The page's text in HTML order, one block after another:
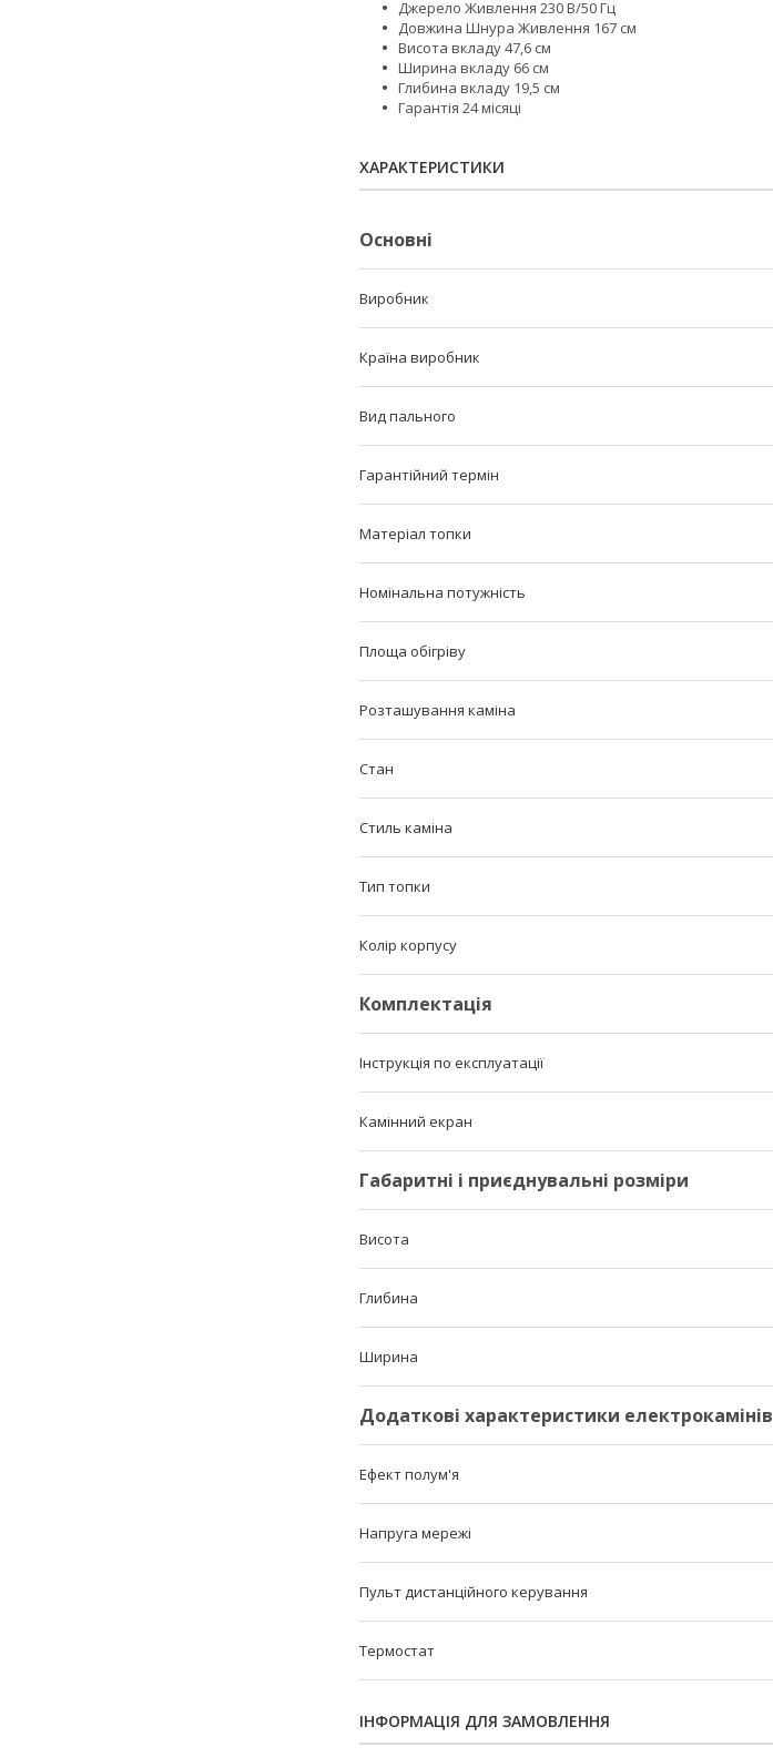
Джерело Живлення 230 В/50 Гц
Довжина Шнура Живлення 167 см
Висота вкладу 47,6 см
Ширина вкладу 66 см
Глибина вкладу 19,5 см
Гарантія 24 місяці
ХАРАКТЕРИСТИКИ
Основні
Виробник
Країна виробник
Вид пального
Гарантійний термін
Матеріал топки
Номінальна потужність
Площа обігріву
Розташування каміна
Стан
Стиль каміна
Тип топки
Колір корпусу
Комплектація
Інструкція по експлуатації
Камінний екран
Габаритні і приєднувальні розміри
Висота
Глибина
Ширина
Додаткові характеристики електрокамінів
Ефект полум'я
Напруга мережі
Пульт дистанційного керування
Термостат
ІНФОРМАЦІЯ ДЛЯ ЗАМОВЛЕННЯ